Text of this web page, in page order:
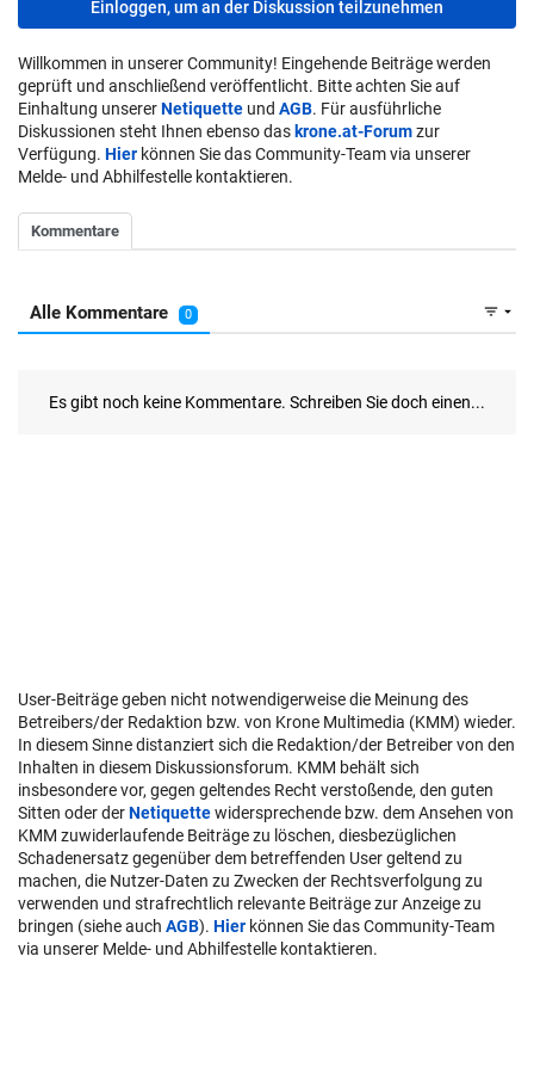
Einloggen, um an der Diskussion teilzunehmen
Willkommen in unserer Community! Eingehende Beiträge werden
geprüft und anschließend veröffentlicht. Bitte achten Sie auf
Einhaltung unsererNetiquette und AGB. Für ausführliche
Diskussionen steht Ihnen ebenso das krone.at-Forumzur
Verfügung. Hier können Sie das Community-Team via unserer
Melde- und Abhilfestelle kontaktieren.
User-Beiträge geben nicht notwendigerweise die Meinung des
Betreibers/der Redaktion bzw. von Krone Multimedia (KMM) wieder.
In diesem Sinne distanziert sich die Redaktion/der Betreiber von den
Inhalten in diesem Diskussionsforum. KMM behält sich
insbesondere vor, gegen geltendes Recht verstoßende, den guten
Sitten oder derNetiquettewidersprechende bzw. dem Ansehen von
KMM zuwiderlaufende Beiträge zu löschen, diesbezüglichen
Schadenersatz gegenüber dem betreffenden User geltend zu
machen, die Nutzer-Daten zu Zwecken der Rechtsverfolgung zu
verwenden und strafrechtlich relevante Beiträge zur Anzeige zu
bringen (siehe auch AGB). Hier können Sie das Community-Team
via unserer Melde- und Abhilfestelle kontaktieren.